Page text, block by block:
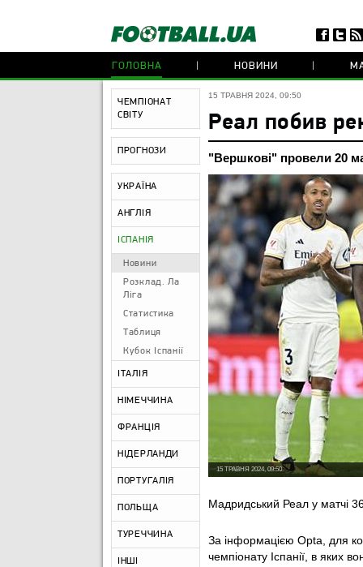
ГОЛОВНА НОВИНИ
ЧЕМПІОНАТ
СВІТУ
ПРОГНОЗИ
УКРАЇНА
АНГЛІЯ
ІСПАНІЯ
Новини
Розклад. Ла
Ліга
Статистика
Таблиця
Кубок Іспанії
ІТАЛІЯ
НІМЕЧЧИНА
ФРАНЦІЯ
НІДЕРЛАНДИ
ПОРТУГАЛІЯ
ПОЛЬЩА
ТУРЕЧЧИНА
ІНШІ
15 ТРАВНЯ 2024, 09:50
Реал побив
"Вершкові" провели 20
15 ТРАВНЯ 2024, 09:50
Мадридський Реал у матчі 36
За інформацією Opta, для
чемпіонату Іспанії, в яких